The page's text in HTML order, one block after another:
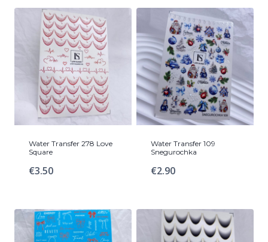
Water Transfer 278 Love
Square
€3.50
Water Transfer 109
Snegurochka
€2.90